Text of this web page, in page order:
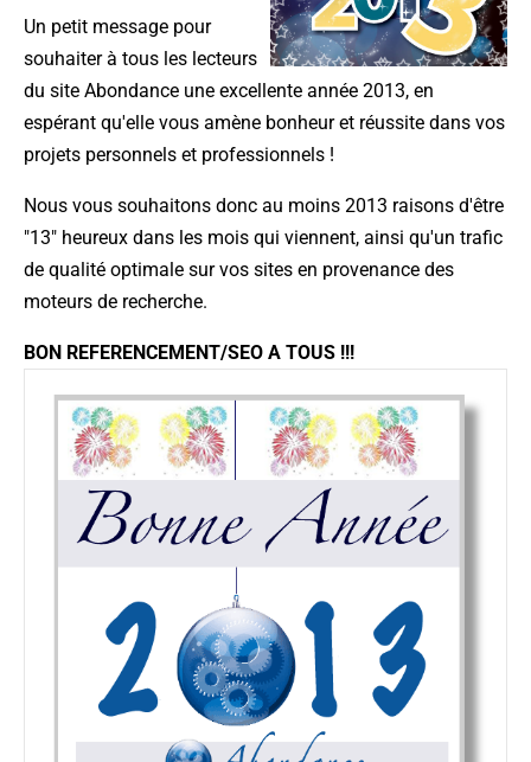
Un petit message pour
souhaiter à tous les lecteurs
du site Abondance une excellente année 2013, en
espérant qu'elle vous amène bonheur et réussite dans vos
projets personnels et professionnels !
Nous vous souhaitons donc au moins 2013 raisons d'être
"13" heureux dans les mois qui viennent, ainsi qu'un trafic
de qualité optimale sur vos sites en provenance des
moteurs de recherche.
BON REFERENCEMENT/SEO A TOUS !!!